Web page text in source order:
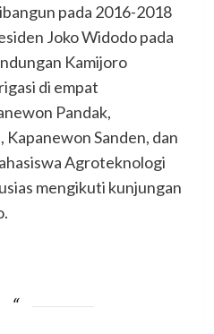
pada 2016-2018
Joko Widodo pada
Kamijoro
di empat
Pandak,
Kapanewon Sanden, dan
Agroteknologi
mengikuti kunjungan